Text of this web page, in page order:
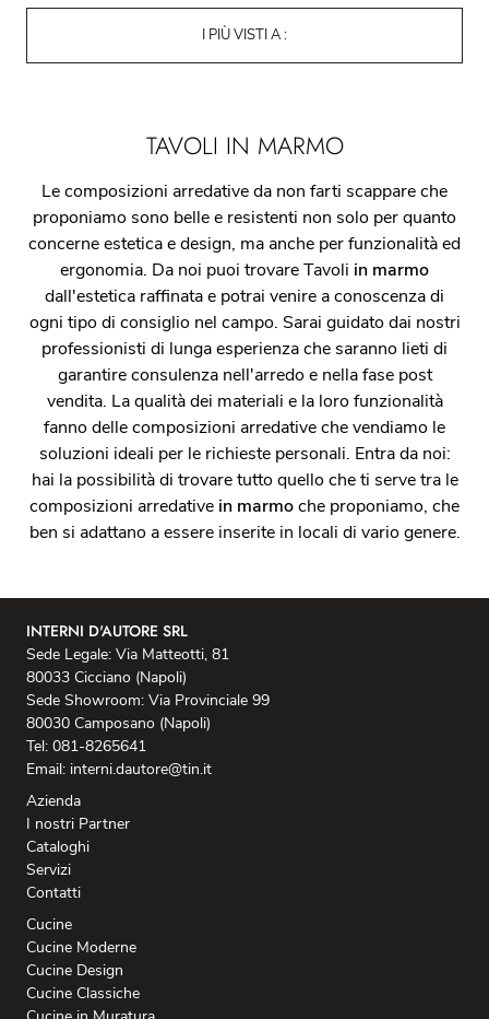
I PIÙ VISTI A :
TAVOLI IN MARMO
Le composizioni arredative da non farti scappare che
proponiamo sono belle e resistenti non solo per quanto
concerne estetica e design, ma anche per funzionalità ed
ergonomia. Da noi puoi trovare Tavoli in marmo
dall'estetica raffinata e potrai venire a conoscenza di
ogni tipo di consiglio nel campo. Sarai guidato dai nostri
professionisti di lunga esperienza che saranno lieti di
garantire consulenza nell'arredo e nella fase post
vendita. La qualità dei materiali e la loro funzionalità
fanno delle composizioni arredative che vendiamo le
soluzioni ideali per le richieste personali. Entra da noi:
hai la possibilità di trovare tutto quello che ti serve tra le
composizioni arredative in marmoche proponiamo, che
ben si adattano a essere inserite in locali di vario genere.
INTERNI D'AUTORE SRL
Sede Legale: Via Matteotti, 81
80033 Cicciano (Napoli)
Sede Showroom: Via Provinciale 99
80030 Camposano (Napoli)
Tel: 081-8265641
Email: interni.dautore@tin.it
Azienda
I nostri Partner
Cataloghi
Servizi
Contatti
Cucine
Cucine Moderne
Cucine Design
Cucine Classiche